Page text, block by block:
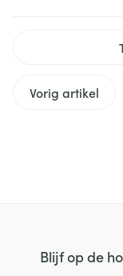
Vorig artikel
Blijf op de